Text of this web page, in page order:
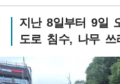
지난 8일부터 9일
도로 침수, 나무 쓰